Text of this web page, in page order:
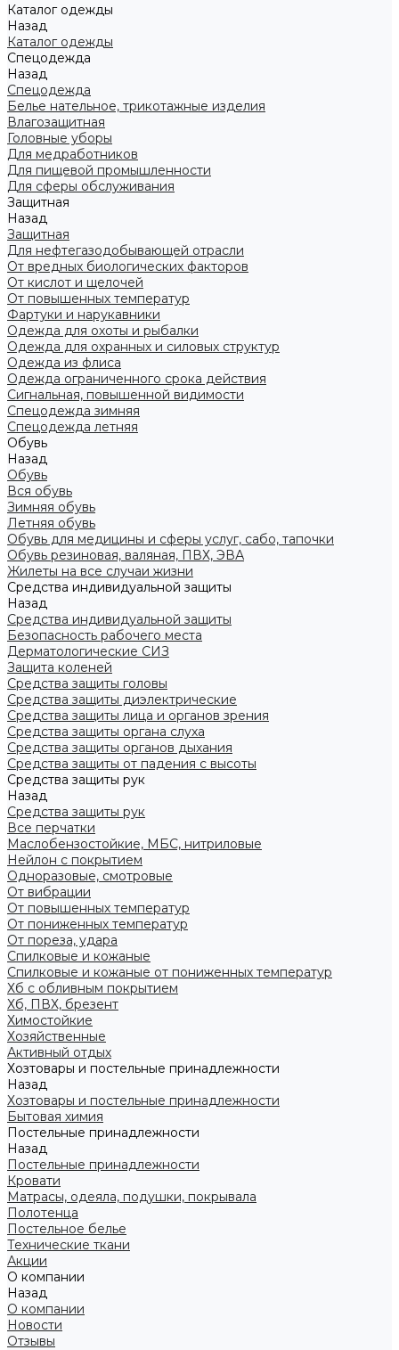
Каталог одежды
Назад
Каталог одежды
Спецодежда
Назад
Спецодежда
Белье нательное, трикотажные изделия
Влагозащитная
Головные уборы
Для медработников
Для пищевой промышленности
Для сферы обслуживания
Защитная
Назад
Защитная
Для нефтегазодобывающей отрасли
От вредных биологических факторов
От кислот и щелочей
От повышенных температур
Фартуки и нарукавники
Одежда для охоты и рыбалки
Одежда для охранных и силовых структур
Одежда из флиса
Одежда ограниченного срока действия
Сигнальная, повышенной видимости
Спецодежда зимняя
Спецодежда летняя
Обувь
Назад
Обувь
Вся обувь
Зимняя обувь
Летняя обувь
Обувь для медицины и сферы услуг, сабо, тапочки
Обувь резиновая, валяная, ПВХ, ЭВА
Жилеты на все случаи жизни
Средства индивидуальной защиты
Назад
Средства индивидуальной защиты
Безопасность рабочего места
Дерматологические СИЗ
Защита коленей
Средства защиты головы
Средства защиты диэлектрические
Средства защиты лица и органов зрения
Средства защиты органа слуха
Средства защиты органов дыхания
Средства защиты от падения с высоты
Средства защиты рук
Назад
Средства защиты рук
Все перчатки
Маслобензостойкие, МБС, нитриловые
Нейлон с покрытием
Одноразовые, смотровые
От вибрации
От повышенных температур
От пониженных температур
От пореза, удара
Спилковые и кожаные
Спилковые и кожаные от пониженных температур
Хб с обливным покрытием
Хб, ПВХ, брезент
Химостойкие
Хозяйственные
Активный отдых
Хозтовары и постельные принадлежности
Назад
Хозтовары и постельные принадлежности
Бытовая химия
Постельные принадлежности
Назад
Постельные принадлежности
Кровати
Матрасы, одеяла, подушки, покрывала
Полотенца
Постельное белье
Технические ткани
Акции
О компании
Назад
О компании
Новости
Отзывы